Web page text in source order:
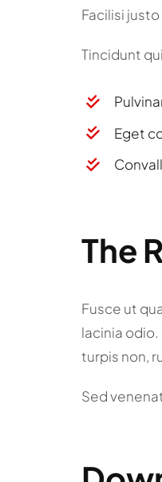
Facilisi
Tincidunt
Eget
The
Fusce ut
lacinia
turpis non,
Sed